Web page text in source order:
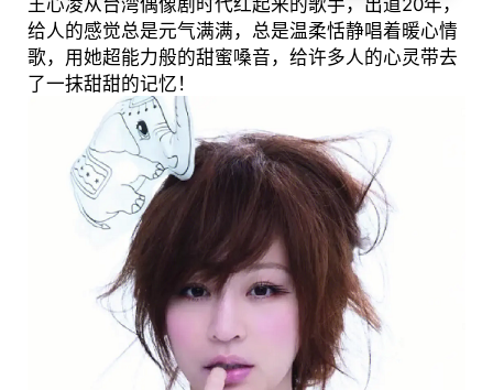
王心凌从台湾偶像剧时代红起来的歌手，出道20年，
给人的感觉总是元气满满，总是温柔恬静唱着暖心情
歌，用她超能力般的甜蜜嗓音，给许多人的心灵带去
了一抹甜甜的记忆！